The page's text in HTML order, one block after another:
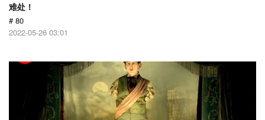
难处！
# 80
2022-05-26 03:01